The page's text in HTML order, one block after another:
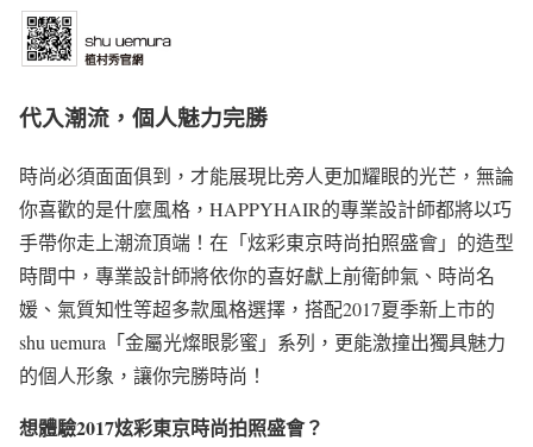
代入潮流，個人魅力完勝
時尚必須面面俱到，才能展現比旁人更加耀眼的光芒，無論
你喜歡的是什麼風格，HAPPYHAIR的專業設計師都將以巧
手帶你走上潮流頂端！在「炫彩東京時尚拍照盛會」的造型
時間中，專業設計師將依你的喜好獻上前衛帥氣、時尚名
媛、氣質知性等超多款風格選擇，搭配2017夏季新上市的
shu uemura「金屬光燦眼影蜜」系列，更能激撞出獨具魅力
的個人形象，讓你完勝時尚！
想體驗2017炫彩東京時尚拍照盛會？